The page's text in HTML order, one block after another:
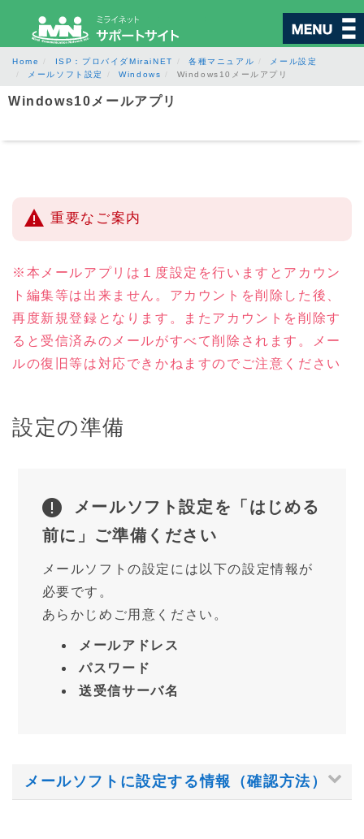
サポート
サービスから探す
ご契約内容確認
ご契約内容の変更
インフォメーション
各種ログイン
よくある質問
お問い合わせ
Home ISP：プロバイダMiraiNET 各種マニュアル
メール設定
メールソフト設定
Windows Windows10メールアプリ
Windows10メールアプリ
重要なご案内
※本メールアプリは１度設定を行いますとアカウン
ト編集等は出来ません。アカウントを削除した後、
再度新規登録となります。またアカウントを削除す
ると受信済みのメールがすべて削除されます。メー
ルの復旧等は対応できかねますのでご注意ください
設定の準備
メールソフト設定を「はじめる
前に」ご準備ください
メールソフトの設定には以下の設定情報が
必要です。
あらかじめご用意ください。
メールアドレス
パスワード
送受信サーバ名
メールソフトに設定する情報（確認方法）